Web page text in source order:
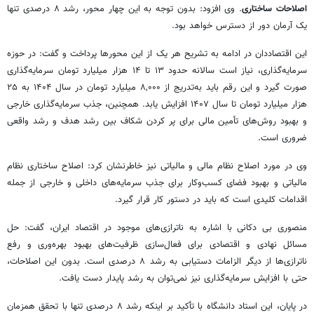
اصلاحات ساختاری
. وی افزود: بدون توجه به این چهار محور، رشد ۸ درصدی تنها
یک آرمان دور از دسترس خواهد بود.
این اقتصاددان در ادامه به تشریح هر یک از این محورها پرداخت و گفت: در حوزه
سرمایه‌گذاری، نیاز است سالانه حدود ۱۳ تا ۱۴ هزار میلیارد تومان سرمایه‌گذاری
صورت گیرد و این رقم باید به‌تدریج از ۸,۰۰۰ میلیارد تومان در سال ۱۴۰۴ به ۲۵
هزار میلیارد تومان تا سال ۱۴۰۷ افزایش یابد. همچنین، جذب سرمایه‌گذاری
خارجی
و بهبود روش‌های تأمین مالی برای پر کردن شکاف بین رشد هدف و رشد واقعی
ضروری است.
وی در مورد اصلاح نظام مالی و مالیاتی نیز خاطرنشان کرد: اصلاحساختاری نظام
مالیاتی و بهبود فضای کسب‌وکار برای جذب سرمایه‌های داخلی وخارجی از جمله
اقدامات کلیدی است که باید در دستور کار قرار گیرد.
منصوری بی دکانیبا اشاره به ناترازی‌های موجود در اقتصاد ایران، گفت: حل
مسائل نهادی و اقتصادی برای فعال‌سازی ظرفیت‌های بهبود بهره‌وری و رفع
ناترازی‌ها از دیگر الزامات دستیابی به رشد ۸ درصدی است. بدون این اصلاحات،
حتی با افزایش سرمایه‌گذاری نیز نمی‌توان به رشد پایدار دست یافت.
در پایان، این استاد دانشگاه با تأکید بر اینکه رشد ۸ درصدی تنها با تحقق همزمان